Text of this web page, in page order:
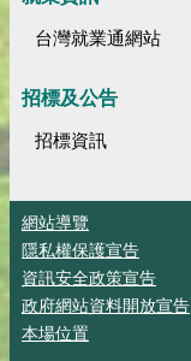
台灣就業通網站
招標及公告
招標資訊
網站導覽
隱私權保護宣告
資訊安全政策宣告
政府網站資料開放宣告
本場位置